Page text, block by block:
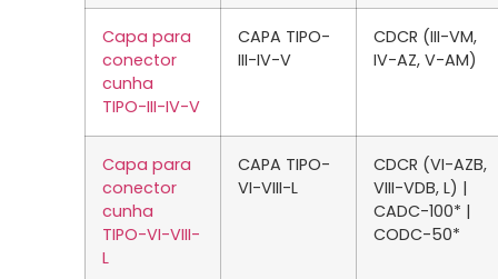
Capa para
conector
cunha
TIPO-III-IV-V
CAPA TIPO-
III-IV-V
CDCR (III-VM,
IV-AZ, V-AM)
Capa para
conector
cunha
TIPO-VI-VIII-
L
CAPA TIPO-
VI-VIII-L
CDCR (VI-AZB,
VIII-VDB, L) |
CADC-100* |
CODC-50*